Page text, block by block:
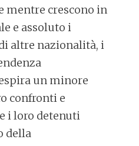
mentre crescono in
e assoluto i
altre nazionalità, i
un minore
confronti e
i loro detenuti
della